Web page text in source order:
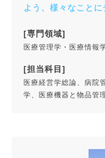
よう、様々なことに
[専門領域]
医療管理学・医療情報
[担当科目]
医療経営学総論、病
学、医療機器と物品管